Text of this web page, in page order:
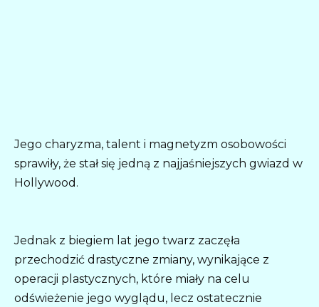
Jego charyzma, talent i magnetyzm osobowości
sprawiły, że stał się jedną z najjaśniejszych gwiazd w
Hollywood.
Jednak z biegiem lat jego twarz zaczęła
przechodzić drastyczne zmiany, wynikające z
operacji plastycznych, które miały na celu
odświeżenie jego wyglądu, lecz ostatecznie